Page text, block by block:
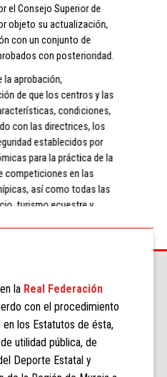
el Consejo Superior de
objeto su actualización,
con un conjunto de
con posterioridad.
la aprobación,
de que los centros y las
condiciones,
con las directrices, los
establecidos por
para la práctica de la
competiciones en las
así como todas las
turismo ecuestre y
de los Clubes-
de calidad. A los
les permitirá
para la mejora continua
la Real Federación
con el procedimiento
los Estatutos de ésta,
utilidad pública, de
Deporte Estatal y